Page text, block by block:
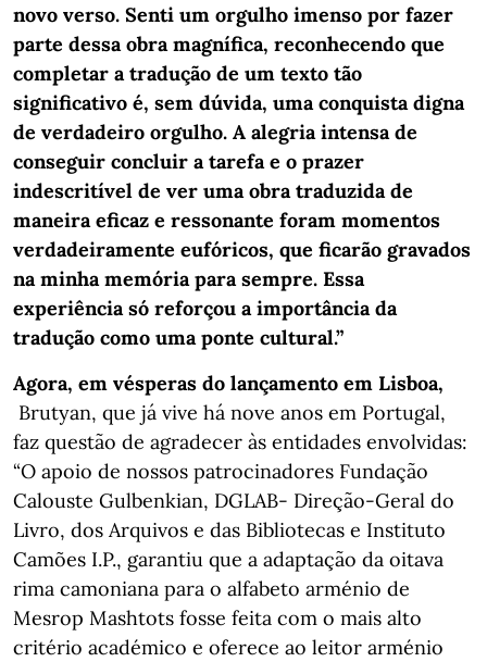
novo verso. Senti um orgulho imenso por fazer
parte dessa obra magnífica, reconhecendo que
completar a tradução de um texto tão
significativo é, sem dúvida, uma conquista digna
de verdadeiro orgulho. A alegria intensa de
conseguir concluir a tarefa e o prazer
indescritível de ver uma obra traduzida de
maneira eficaz e ressonante foram momentos
verdadeiramente eufóricos, que ficarão gravados
na minha memória para sempre. Essa
experiência só reforçou a importância da
tradução como uma ponte cultural.”
Agora, em vésperas do lançamento em Lisboa,
Brutyan, que já vive há nove anos em Portugal,
faz questão de agradecer às entidades envolvidas:
“O apoio de nossos patrocinadores Fundação
Calouste Gulbenkian, DGLAB- Direção-Geral do
Livro, dos Arquivos e das Bibliotecas e Instituto
Camões I.P., garantiu que a adaptação da oitava
rima camoniana para o alfabeto arménio de
Mesrop Mashtots fosse feita com o mais alto
critério académico e oferece ao leitor arménio